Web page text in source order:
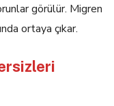
görülür. Migren
ortaya çıkar.